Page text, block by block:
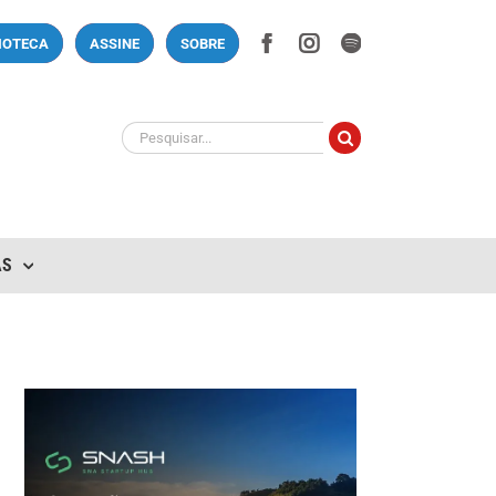
ASSINE SOBRE Facebook
Instagram
Spotify
Buscar
resultados